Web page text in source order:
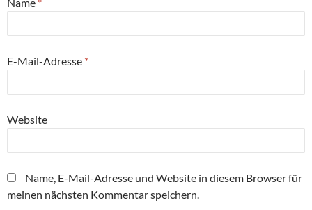
E-Mail-Adresse *
Website
Name, E-Mail-Adresse und Website in diesem Browser für
meinen nächsten Kommentar speichern.